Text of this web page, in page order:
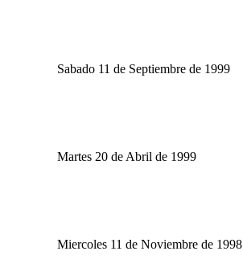
Sabado 11 de Septiembre de 1999
Martes 20 de Abril de 1999
Miercoles 11 de Noviembre de 1998